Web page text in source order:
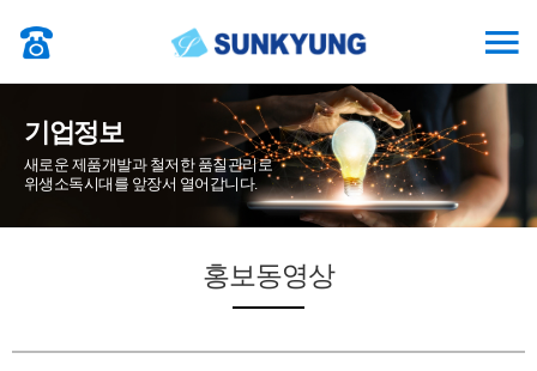
기업정보
새로운 제품개발과 철저한 품질관리로
위생소독시대를 앞장서 열어갑니다.
홍보동영상